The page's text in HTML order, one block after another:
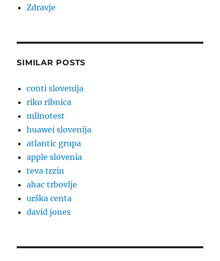
Zdravje
SIMILAR POSTS
conti slovenija
riko ribnica
mlinotest
huawei slovenija
atlantic grupa
apple slovenia
teva trzin
ahac trbovlje
urška centa
david jones